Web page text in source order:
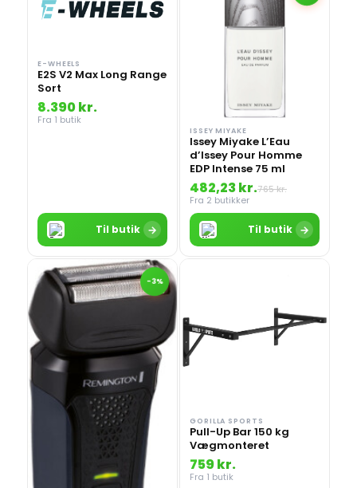
E-WHEELS
E2S V2 Max Long Range
Sort
8.390 kr.
Fra 1 butik
Til butik →
ISSEY MIYAKE
Issey Miyake L’Eau
d’Issey Pour Homme
EDP Intense 75 ml
482,23 kr.765 kr.
Fra 2 butikker
Til butik →
-3%
GORILLA SPORTS
Pull-Up Bar 150 kg
Vægmonteret
759 kr.
Fra 1 butik